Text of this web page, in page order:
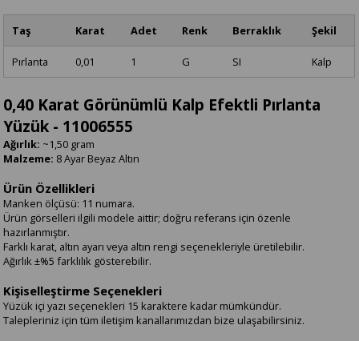
Taş Karat Adet Renk Berraklık Şekil
Pırlanta 0,01 1 G SI Kalp
0,40 Karat Görünümlü Kalp Efektli Pırlanta
Yüzük - 11006555
Ağırlık: ~1,50 gram
Malzeme: 8 Ayar Beyaz Altın
Ürün Özellikleri
Manken ölçüsü: 11 numara.
Ürün görselleri ilgili modele aittir; doğru referans için özenle
hazırlanmıştır.
Farklı karat, altın ayarı veya altın rengi seçenekleriyle üretilebilir.
Ağırlık ±%5 farklılık gösterebilir.
Kişiselleştirme Seçenekleri
Yüzük içi yazı seçenekleri 15 karaktere kadar mümkündür.
Talepleriniz için tüm iletişim kanallarımızdan bize ulaşabilirsiniz.